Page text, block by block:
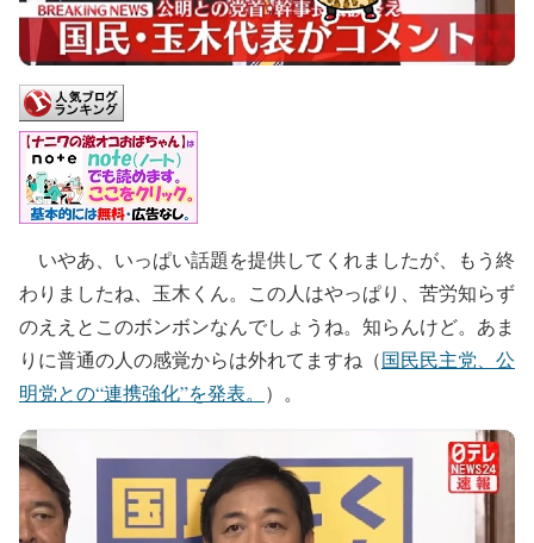
いやあ、いっぱい話題を提供してくれましたが、もう終
わりましたね、玉木くん。この人はやっぱり、苦労知らず
のええとこのボンボンなんでしょうね。知らんけど。あま
りに普通の人の感覚からは外れてますね（国民民主党、公
明党との“連携強化”を発表。 ）。